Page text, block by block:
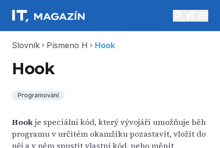
Slovník chevron_right Písmeno H chevron_right Hook
Hook
Programování
Hookje speciální kód, který vývojáři umožňuje běh
programu v určitém okamžiku pozastavit, vložit do
něj a v něm spustit vlastní kód, nebo měnit